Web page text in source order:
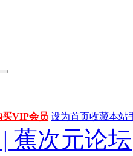
买VIP会员 设为首页收藏本站
蕉次元论坛